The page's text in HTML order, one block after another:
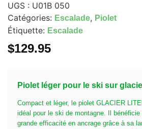
UGS : U01B 050
Catégories: Escalade, Piolet
Étiquette: Escalade
$129.95
Piolet léger pour le ski sur
Compact et léger, le piolet GLACIER
idéal pour le ski de montagne. Il bénéficie
grande efficacité en ancrage grâce à sa